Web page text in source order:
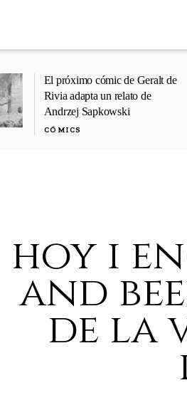
El próximo cómic de Geralt de
Rivia adapta un relato de
Andrzej Sapkowski
CÓMICS
hoy i
and
de la